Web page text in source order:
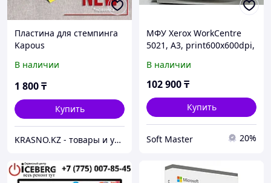
Пластина для стемпинга
Kapous
В наличии
1 800₸
Купить
KRASNO.KZ - товары и услуги индустрии красоты и здоровья. Все дороги ведут в KRASNO.KZ!
МФУ Xerox WorkCentre
5021, A3, print600x600dpi,
tray 350, USB
В наличии
102 900₸
Купить
Soft Master 20%